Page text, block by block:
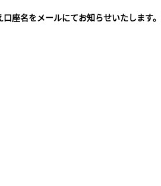
座名をメールにてお知らせいたします